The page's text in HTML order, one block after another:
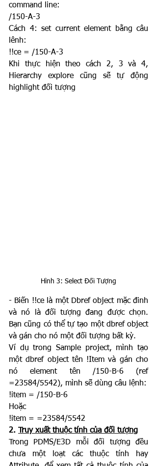
command line:
/150-A-3
Cách 4: set current element bằng câu
lênh:
!!ce = /150-A-3
Khi thực hiện theo cách 2, 3 và 4,
Hierarchy explore cũng sẽ tự động
highlight đối tượng
Hình 3: Select Đối Tượng
- Biến !!ce là một Dbref object mặc đinh
và nó là đối tượng đang được chọn.
Bạn cũng có thể tự tạo một dbref object
và gán cho nó một đối tượng bất kỳ.
Ví dụ trong Sample project, mình tạo
một dbref object tên !Item và gán cho
nó element tên /150-B-6 (ref
=23584/5542), mình sẽ dùng câu lệnh:
!item = /150-B-6
Hoặc
!item = =23584/5542
2. Truy xuất thuộc tính của đối tượng
Trong PDMS/E3D mỗi đối tượng đều
chưa một loạt các thuộc tính hay